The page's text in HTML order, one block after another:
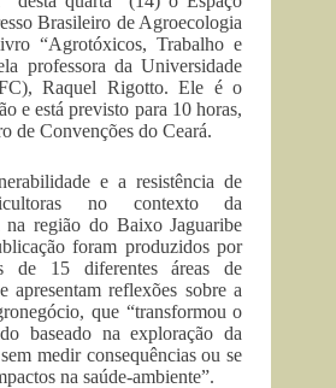
Brasileiro de Agroecologia
“Agrotóxicos, Trabalho e
professora da Universidade
Raquel Rigotto. Ele é o
e está previsto para 10 horas,
de Convenções do Ceará.
e a resistência de
no contexto da
na região do Baixo Jaguaribe
foram produzidos por
de 15 diferentes áreas de
apresentam reflexões sobre a
que “transformou o
baseado na exploração da
medir consequências ou se
na saúde-ambiente”.